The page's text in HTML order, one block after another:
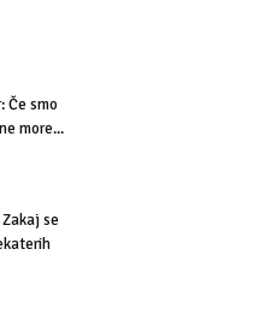
Če smo
more...
se